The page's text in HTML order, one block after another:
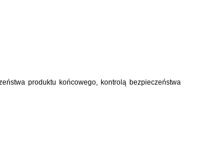
produktu końcowego, kontrolą bezpieczeństwa